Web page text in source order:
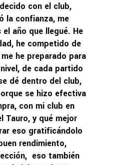
con el club,
la confianza, me
año que llegué. He
he competido de
he preparado para
de cada partido
dé dentro del club,
se hizo efectiva
con mi club en
Tauro, y qué mejor
eso gratificándolo
rendimiento,
eso también